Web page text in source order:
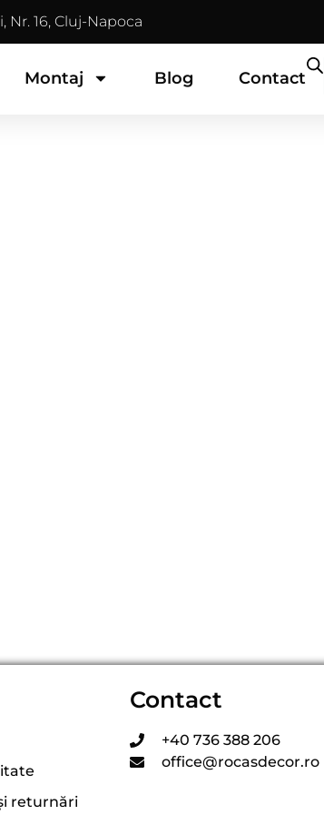
Nr. 16, Cluj-Napoca
Montaj Blog Contact
returnări
Contact
+40 736 388 206
office@rocasdecor.ro